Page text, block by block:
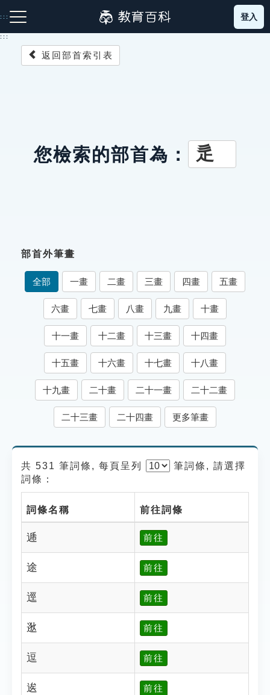
到
主
:::
成語故事
索引選單
知識索引
單字索引
生命大百科索引
遊戲專區
貓頭鷹博士
登入
:::
返回部首索引表
您檢索的部首為： 辵
部首外筆畫
全部 一畫 二畫 三畫 四畫 五畫
六畫 七畫 八畫 九畫 十畫
十一畫 十二畫 十三畫 十四畫
十五畫 十六畫 十七畫 十八畫
十九畫 二十畫 二十一畫 二十二畫
二十三畫 二十四畫 更多筆畫
共 531 筆詞條, 每頁呈列 筆詞條, 請選擇
詞條：
詞條名稱 前往詞條
逓 前往
途 前往
逕 前往
逖 前往
逗 前往
逘 前往